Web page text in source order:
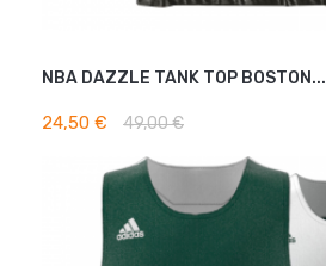
NBA DAZZLE TANK TOP BOSTON...
24,50 € 49,00 €